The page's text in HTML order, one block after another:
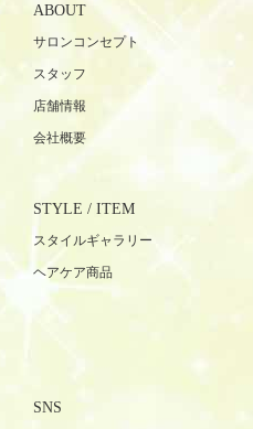
ABOUT
サロンコンセプト
スタッフ
店舗情報
会社概要
STYLE / ITEM
スタイルギャラリー
ヘアケア商品
SNS